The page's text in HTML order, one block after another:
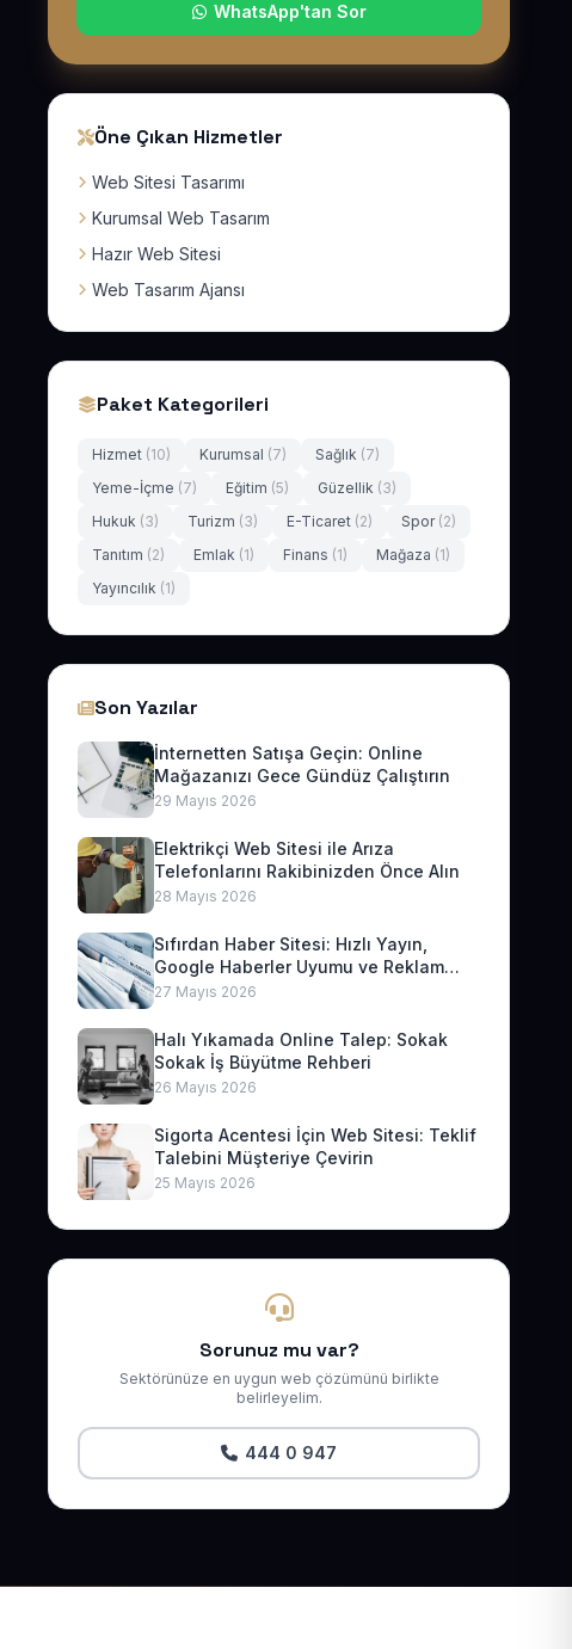
WhatsApp'tan Sor
Öne Çıkan Hizmetler
Web Sitesi Tasarımı
Kurumsal Web Tasarım
Hazır Web Sitesi
Web Tasarım Ajansı
Paket Kategorileri
Hizmet (10) Kurumsal (7) Sağlık (7)
Yeme-İçme (7) Eğitim (5) Güzellik (3)
Hukuk (3) Turizm (3) E-Ticaret (2) Spor (2)
Tanıtım (2) Emlak (1) Finans (1) Mağaza (1)
Yayıncılık (1)
Son Yazılar
İnternetten Satışa Geçin: Online
Mağazanızı Gece Gündüz Çalıştırın
29 Mayıs 2026
Elektrikçi Web Sitesi ile Arıza
Telefonlarını Rakibinizden Önce Alın
28 Mayıs 2026
Sıfırdan Haber Sitesi: Hızlı Yayın,
Google Haberler Uyumu ve Reklam
Geliri
27 Mayıs 2026
Halı Yıkamada Online Talep: Sokak
Sokak İş Büyütme Rehberi
26 Mayıs 2026
Sigorta Acentesi İçin Web Sitesi: Teklif
Talebini Müşteriye Çevirin
25 Mayıs 2026
Sorunuz mu var?
Sektörünüze en uygun web çözümünü birlikte
belirleyelim.
444 0 947